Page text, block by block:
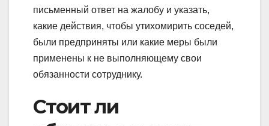
письменный ответ на жалобу и указать,
какие действия, чтобы утихомирить соседей,
были предприняты или какие меры были
применены к не выполняющему свои
обязанности сотруднику.
Стоит ли